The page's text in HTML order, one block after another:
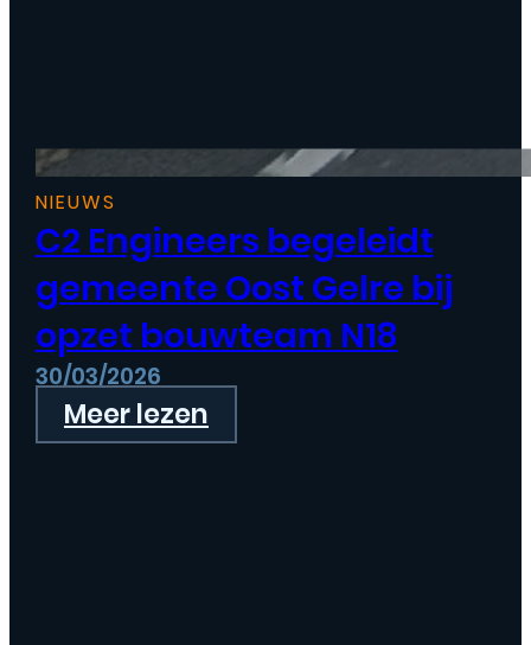
NIEUWS
C2 Engineers begeleidt
gemeente Oost Gelre bij
opzet bouwteam N18
30/03/2026
Meer lezen